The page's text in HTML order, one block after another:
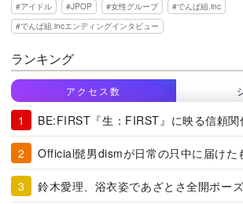
アイドル JPOP 女性グループ
でんぱ組.inc
でんぱ組.incエンディングインタビュー
ランキング
アクセス数
BE:FIRST『生：FIRST』に映る信頼関
Official髭男dismが日常の只中に届けた
鈴木愛理、浴衣姿であざとさ全開ポーズ